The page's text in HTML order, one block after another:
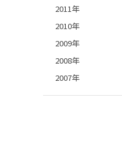
2011年
2010年
2009年
2008年
2007年